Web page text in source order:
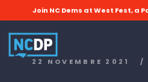
Join NC Dems at West Fest, a
22 NOVEMBRE 2021 /